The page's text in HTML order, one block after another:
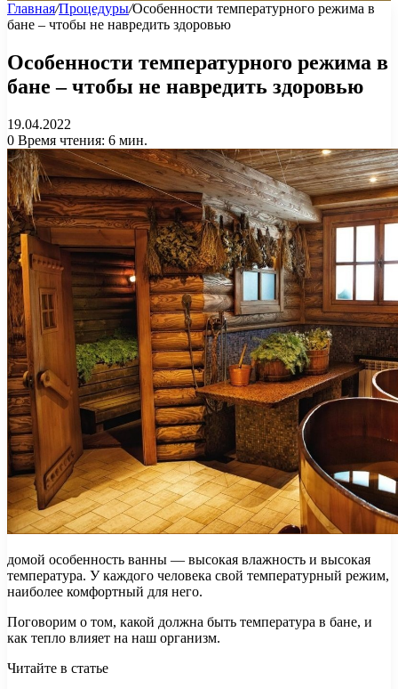
Главная/Процедуры/Особенности температурного режима в
бане – чтобы не навредить здоровью
Особенности температурного режима в
бане – чтобы не навредить здоровью
19.04.2022
0 Время чтения: 6 мин.
домой особенность ванны — высокая влажность и высокая
температура. У каждого человека свой температурный режим,
наиболее комфортный для него.
Поговорим о том, какой должна быть температура в бане, и
как тепло влияет на наш организм.
Читайте в статье